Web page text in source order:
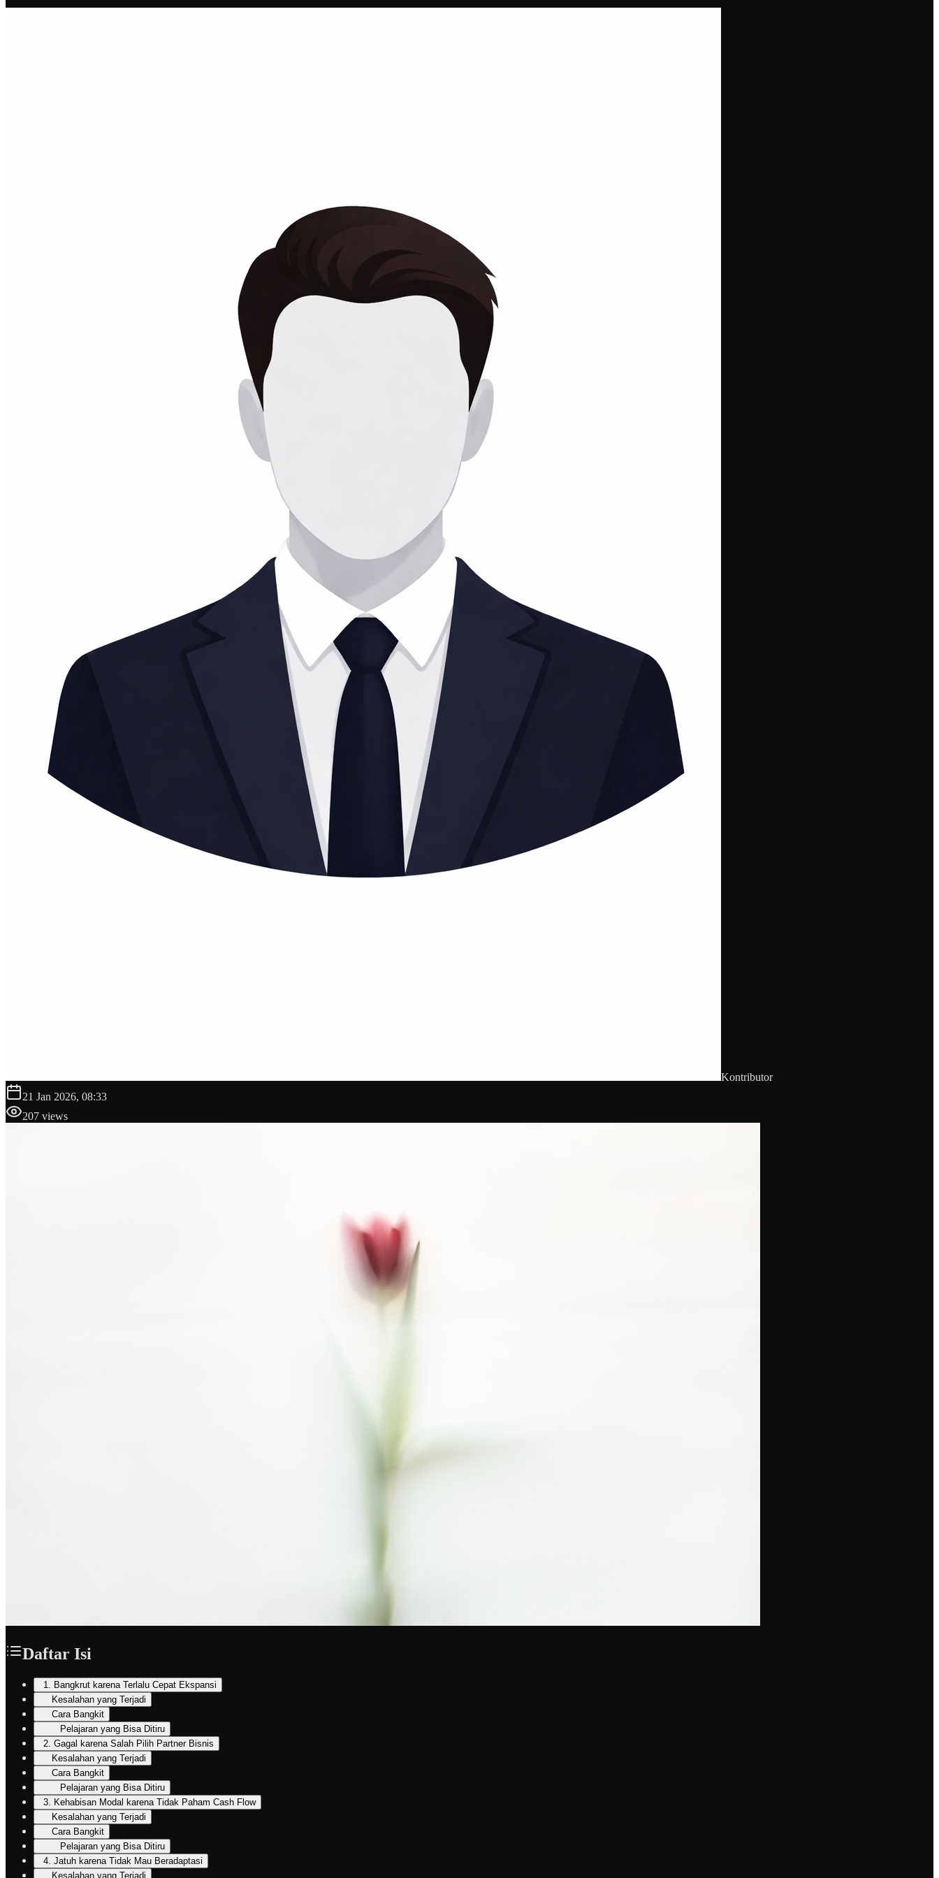
Kontributor
21 Jan 2026, 08:33
207 views
Daftar Isi
1. Bangkrut karena Terlalu Cepat Ekspansi
Kesalahan yang Terjadi
Cara Bangkit
Pelajaran yang Bisa Ditiru
2. Gagal karena Salah Pilih Partner Bisnis
Kesalahan yang Terjadi
Cara Bangkit
Pelajaran yang Bisa Ditiru
3. Kehabisan Modal karena Tidak Paham Cash Flow
Kesalahan yang Terjadi
Cara Bangkit
Pelajaran yang Bisa Ditiru
4. Jatuh karena Tidak Mau Beradaptasi
Kesalahan yang Terjadi